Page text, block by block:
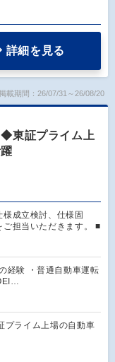
詳細を見る
載期間：26/07/31～26/08/20
◆東証プライム上
成立検討、仕様固
ご担当いただきます。 ■
経験 ・普通自動車運転
プライム上場の自動車